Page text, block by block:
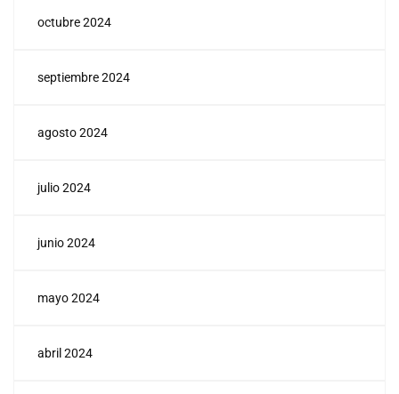
octubre 2024
septiembre 2024
agosto 2024
julio 2024
junio 2024
mayo 2024
abril 2024